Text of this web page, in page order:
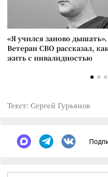
«Я учился заново дышать».
Ветеран СВО рассказал,
жить с инвалидностью
Текст: Сергей Гурьянов